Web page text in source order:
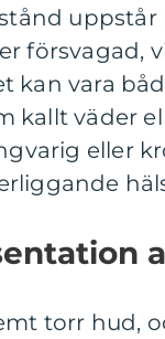
försvagad,
kan vara
kallt väder
eller
torr hud,